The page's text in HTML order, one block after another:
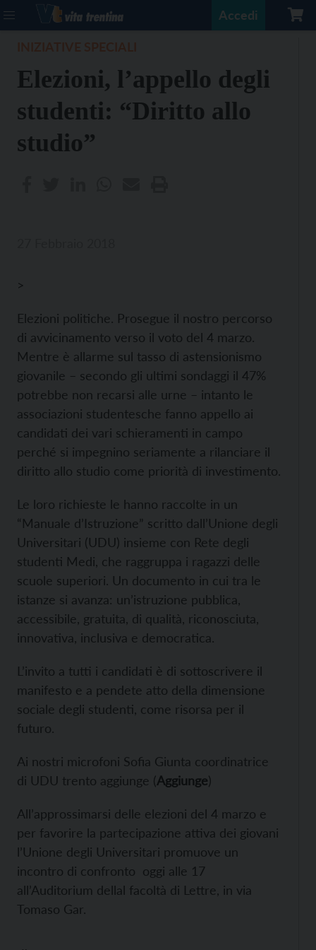
Accedi
Elezioni, l’appello degli
studenti: “Diritto allo
studio”
>
Elezioni politiche. Prosegue il nostro percorso
di avvicinamento verso il voto del 4 marzo.
Mentre è allarme sul tasso di astensionismo
giovanile – secondo gli ultimi sondaggi il 47%
potrebbe non recarsi alle urne – intanto le
associazioni studentesche fanno appello ai
candidati dei vari schieramenti in campo
perché si impegnino seriamente a rilanciare il
diritto allo studio come priorità di investimento.
Le loro richieste le hanno raccolte in un
“Manuale d’Istruzione” scritto dall’Unione degli
Universitari (UDU) insieme con Rete degli
studenti Medi, che raggruppa i ragazzi delle
scuole superiori. Un documento in cui tra le
istanze si avanza: un’istruzione pubblica,
accessibile, gratuita, di qualità, riconosciuta,
innovativa, inclusiva e democratica.
L’invito a tutti i candidati è di sottoscrivere il
manifesto e a pendete atto della dimensione
sociale degli studenti, come risorsa per il
futuro.
Ai nostri microfoni Sofia Giunta coordinatrice
di UDU trento aggiunge (Aggiunge)
All’approssimarsi delle elezioni del 4 marzo e
per favorire la partecipazione attiva dei giovani
l’Unione degli Universitari promuove un
incontro di confronto oggi alle 17
all’Auditorium dellal facoltà di Lettre, in via
Tomaso Gar.